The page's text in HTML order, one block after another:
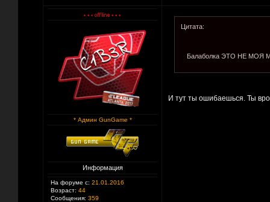
* Админ GunGame *
Информация
На форуме с: 21.01.2016
Возраст: 44
Сообщения: 359
Цитата:
Балаболка ЭТО НЕ МОЯ
И тут ты ошибаешься. Ты